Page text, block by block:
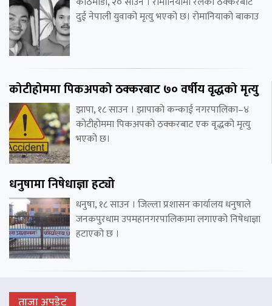
दुई नेपाली युवाको मृत्यु भएको छ। रोमानियाको बाकाउ
कोटीहोममा पिकअपको ठक्करबाट ७० वर्षीय वृद्धको मृत्यु
झापा, १८ साउन । झापाको कन्काई नगरपालिका–४
कोटीहोममा पिकअपको ठक्करबाट एक वृद्धको मृत्यु
भएको छ।
धनुषामा निषेधाज्ञा हट्यो
धनुषा, १८ साउन । जिल्ला प्रशासन कार्यालय धनुषाले
जनकपुरधाम उपमहानगरपालिकामा लगाएको निषेधाज्ञा
हटाएको छ ।
ताजा अपडेट